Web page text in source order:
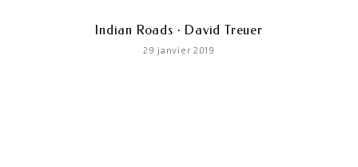
Indian Roads · David Treuer
29 janvier 2019